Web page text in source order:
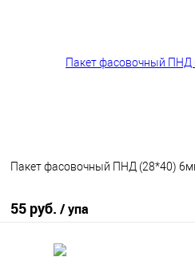
Пакет фасовочный ПНД (28*40)
55 руб. / упа